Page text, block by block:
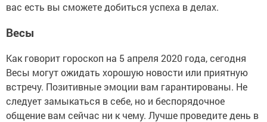
вас есть вы сможете добиться успеха в делах.
Весы
Как говорит гороскоп на 5 апреля 2020 года, сегодня
Весы могут ожидать хорошую новости или приятную
встречу. Позитивные эмоции вам гарантированы. Не
следует замыкаться в себе, но и беспорядочное
общение вам сейчас ни к чему. Лучше проведите день в